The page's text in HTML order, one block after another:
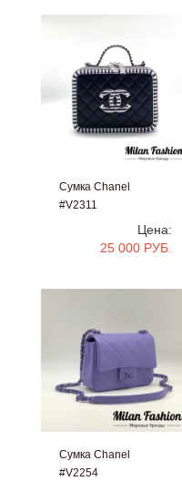
Сумка Chanel
#V2311
Цена:
25 000 РУБ.
Сумка Chanel
#V2254